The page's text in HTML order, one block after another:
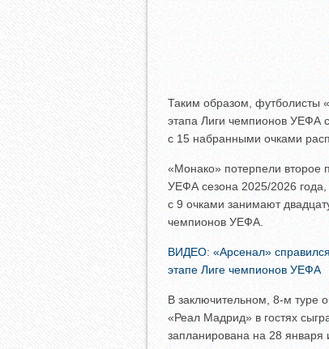
Таким образом, футболисты
этапа Лиги чемпионов УЕФА
с 15 набранными очками
«Монако» потерпели второе
УЕФА сезона 2025/2026
с 9 очками занимают
чемпионов УЕФА.
ВИДЕО: «Арсенал»
этапе Лиге чемпионов УЕФА
В заключительном, 8-м туре
«Реал Мадрид» в гостях
запланирована на 28 января